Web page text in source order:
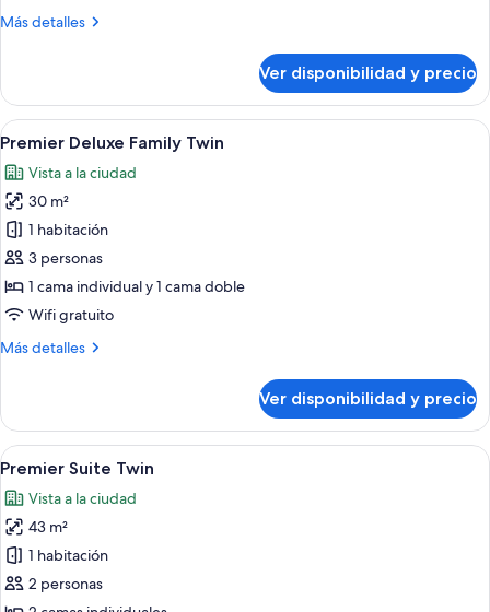
Más detalles
Más
Double
Room
Ver disponibilidad y precio
Ver
todas
las
fotos
de
Premier
Deluxe
Family
Una habitación de hotel moderna
6
Premier Deluxe Family Twin
Vista a la ciudad
30 m²
1 habitación
3 personas
1 cama individual y 1 cama doble
Wifi gratuito
Más detalles
Más
Deluxe
Family
Twin
Ver disponibilidad y precio
Ver
todas
las
fotos
de
Premier
Habitación de hotel moderna con
6
Premier Suite Twin
Vista a la ciudad
43 m²
1 habitación
2 personas